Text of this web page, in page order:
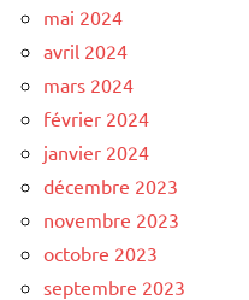
mai 2024
avril 2024
mars 2024
février 2024
janvier 2024
décembre 2023
novembre 2023
octobre 2023
septembre 2023